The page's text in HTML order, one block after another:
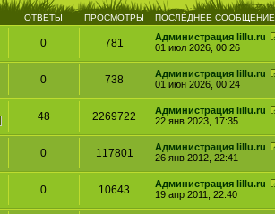
ОТВЕТЫ ПРОСМОТРЫ ПОСЛЕДНЕЕ СООБЩЕНИЕ
0 781
Администрация lillu.ru
01 июл 2026, 00:26
0 738
Администрация lillu.ru
01 июн 2026, 00:24
48 2269722
Администрация lillu.ru
22 янв 2023, 17:35
0 117801
Администрация lillu.ru
26 янв 2012, 22:41
0 10643
Администрация lillu.ru
19 апр 2011, 22:40